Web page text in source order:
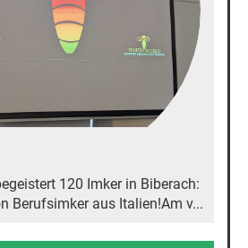
120 Imker in Biberach:
Berufsimker aus Italien!Am v...